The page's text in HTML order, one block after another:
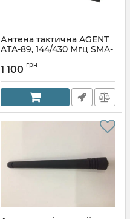
Антена тактична AGENT
ATA-89, 144/430 Мгц SMA-
Артикул:
1 100 грн